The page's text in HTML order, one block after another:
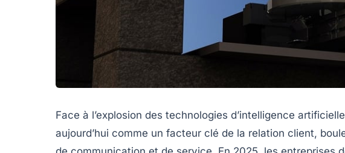
Face à l’explosion des technologies d’intelligence
aujourd’hui comme un facteur clé de la relation client,